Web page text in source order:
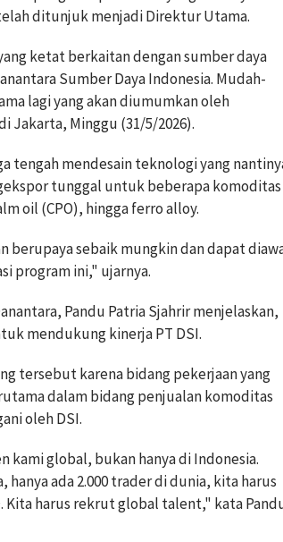
ditunjuk menjadi Direktur Utama.
ketat berkaitan dengan sumber daya
Sumber Daya Indonesia. Mudah-
lagi yang akan diumumkan oleh
Jakarta, Minggu (31/5/2026).
tengah mendesain teknologi yang
tunggal untuk beberapa komoditas
oil (CPO), hingga ferro alloy.
berupaya sebaik mungkin dan dapat
program ini," ujarnya.
Pandu Patria Sjahrir menjelaskan,
mendukung kinerja PT DSI.
tersebut karena bidang pekerjaan yang
dalam bidang penjualan komoditas
oleh DSI.
kami global, bukan hanya di Indonesia.
ada 2.000 trader di dunia, kita harus
Kita harus rekrut global talent," kata